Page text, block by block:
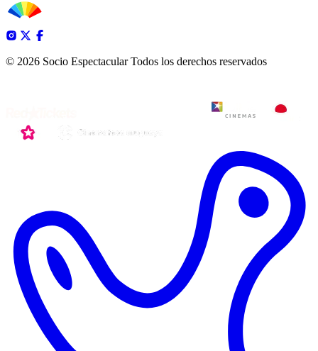
© 2026 Socio Espectacular Todos los derechos reservados